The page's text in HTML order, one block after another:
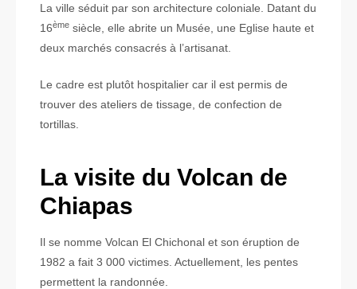
La ville séduit par son architecture coloniale. Datant du
16ème siècle, elle abrite un Musée, une Eglise haute et
deux marchés consacrés à l’artisanat.
Le cadre est plutôt hospitalier car il est permis de
trouver des ateliers de tissage, de confection de
tortillas.
La visite du Volcan de
Chiapas
Il se nomme Volcan El Chichonal et son éruption de
1982 a fait 3 000 victimes. Actuellement, les pentes
permettent la randonnée.